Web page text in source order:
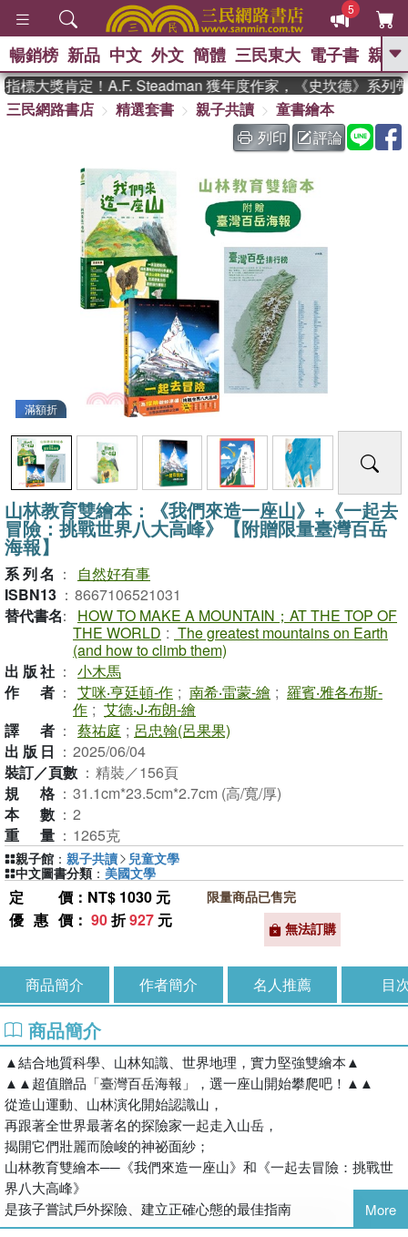
5
GO
熱搜： 東野圭吾 、 The Odyssey
、 如果歷史是一群喵 、 暑期
國際布克獎 臺灣漫遊錄 、 方
孩：黎曼猜想 、 偉大的迷走神經
暢銷榜 新品 中文 外文 簡體 三民東大 電子書 親子
大獎肯定！A.F. Steadman 獲年度作家，《史坎德》系列帶
三民網路書店
精選套書 親子共讀
童書繪本
列印
評論
滿額折
山林教育雙繪本：《我們來造一座山》+《一起去
冒險：挑戰世界八大高峰》【附贈限量臺灣百岳
海報】
系列名 ：
自然好有事
ISBN13 ： 8667106521031
替代書名：
HOW TO MAKE A MOUNTAIN；AT THE TOP OF
THE WORLD : The greatest mountains on Earth
(and how to climb them)
出版社 ： 小木馬
作者 ： 艾咪‧亨廷頓-作 ; 南希‧雷蒙-繪 ; 羅賓‧雅各布斯-
作 ; 艾德‧J‧布朗-繪
譯者 ： 蔡祐庭 ; 呂忠翰(呂果果)
出版日 ： 2025/06/04
裝訂／頁數 ： 精裝／156頁
規格 ： 31.1cm*23.5cm*2.7cm (高/寬/厚)
本數 ： 2
重量 ： 1265克
定價 ：NT$ 1030 元
優惠價 ： 90折927 元
限量商品已售完
無法訂購
親子館 ： 親子共讀
兒童文學
中文圖書分類 ： 美國文學
商品簡介 作者簡介 名人推薦 目
商品簡介
▲結合地質科學、山林知識、世界地理，實力堅強雙繪本▲
▲▲超值贈品「臺灣百岳海報」，選一座山開始攀爬吧！▲▲
從造山運動、山林演化開始認識山，
再跟著全世界最著名的探險家一起走入山岳，
揭開它們壯麗而險峻的神祕面紗；
山林教育雙繪本──《我們來造一座山》和《一起去冒險：挑戰世
界八大高峰》
是孩子嘗試戶外探險、建立正確心態的最佳指南
More